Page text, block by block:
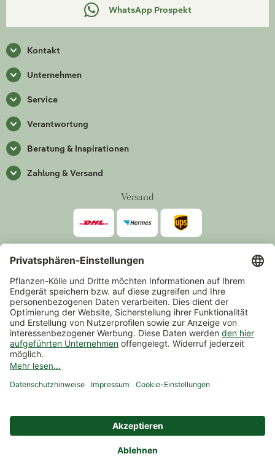
WhatsApp Prospekt
Kontakt
Unternehmen
Service
Verantwortung
Beratung & Inspirationen
Zahlung & Versand
Versand
Zahlarten
*Alle Preise inkl. gesetzlicher Mehrwertsteuer zzgl.Versand
Mindestbestellwert 14,90 €, ausgenommen sind Gutscheine und
Events.
Widerrufsrecht Datenschutz
Nutzungsbedingungen Chatbot